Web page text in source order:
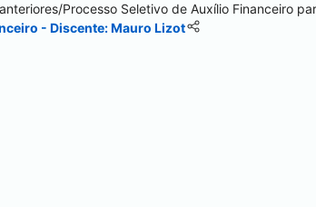
/Processo Seletivo de Auxílio Financeiro
- Discente: Mauro Lizot